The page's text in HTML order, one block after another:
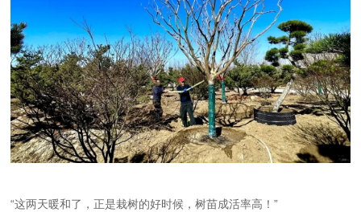
“这两天暖和了，正是栽树的好时候，树苗成活率高！”